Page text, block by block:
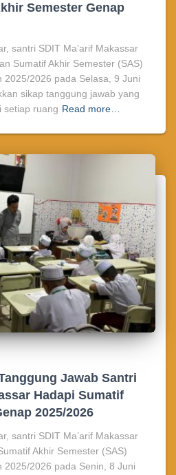
Semester Genap
santri SDIT Ma’arif Makassar
Sumatif Akhir Semester (SAS)
2025/2026 pada Selasa, 9 Juni
sikap tanggung jawab yang
setiap ruang Read more…
Jawab Santri
Hadapi Sumatif
2025/2026
santri SDIT Ma’arif Makassar
Akhir Semester (SAS)
2025/2026 pada Senin, 8 Juni